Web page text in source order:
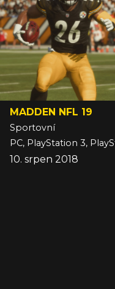
MADDEN NFL 19
Sportovní
PC, PlayStation 3,
10. srpen 2018